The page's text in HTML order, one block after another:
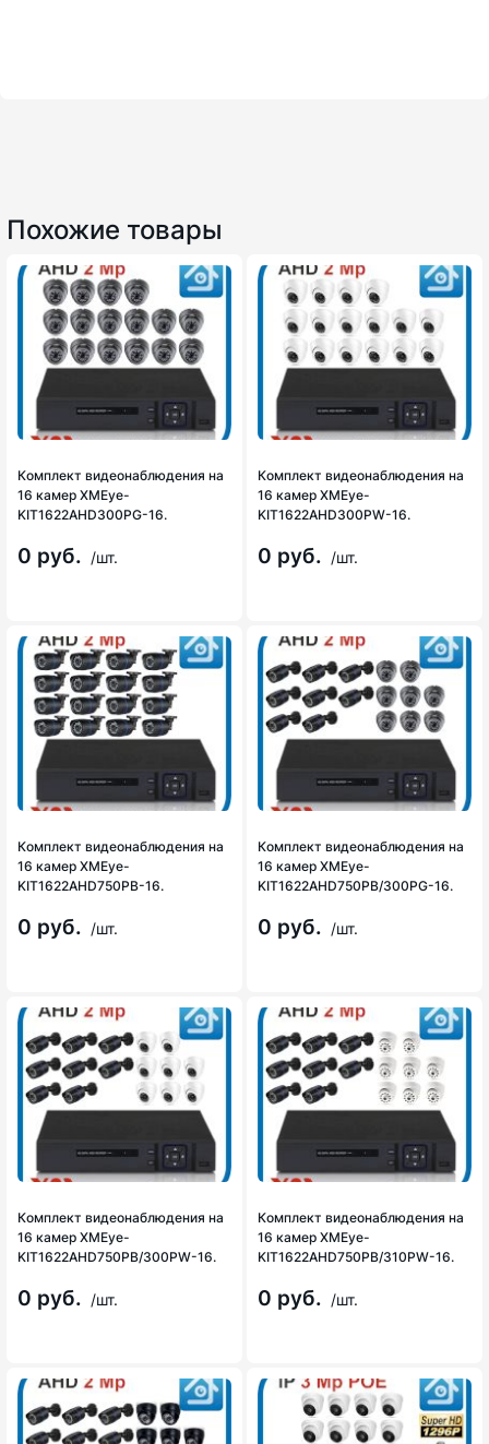
Похожие товары
Комплект видеонаблюдения на
16 камер XMEye-
KIT1622AHD300PG-16.
0 руб. /шт.
Комплект видеонаблюдения на
16 камер XMEye-
KIT1622AHD300PW-16.
0 руб. /шт.
Комплект видеонаблюдения на
16 камер XMEye-
KIT1622AHD750PB-16.
0 руб. /шт.
Комплект видеонаблюдения на
16 камер XMEye-
KIT1622AHD750PB/300PG-16.
0 руб. /шт.
Комплект видеонаблюдения на
16 камер XMEye-
KIT1622AHD750PB/300PW-16.
0 руб. /шт.
Комплект видеонаблюдения на
16 камер XMEye-
KIT1622AHD750PB/310PW-16.
0 руб. /шт.